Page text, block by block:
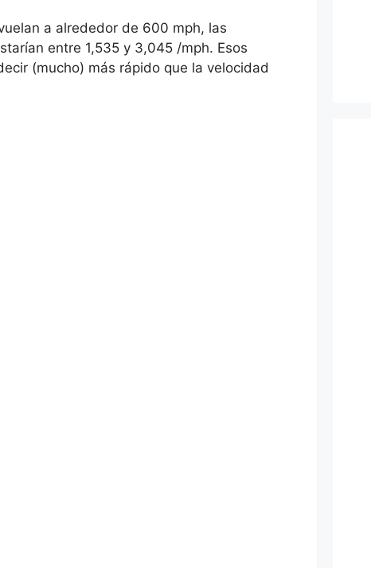
a alrededor de 600 mph, las
entre 1,535 y 3,045 /mph. Esos
(mucho) más rápido que la velocidad